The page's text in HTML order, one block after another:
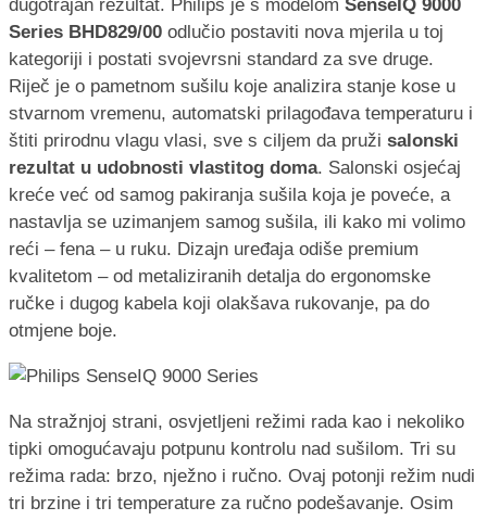
dugotrajan rezultat. Philips je s modelom SenseIQ 9000
Series BHD829/00 odlučio postaviti nova mjerila u toj
kategoriji i postati svojevrsni standard za sve druge.
Riječ je o pametnom sušilu koje analizira stanje kose u
stvarnom vremenu, automatski prilagođava temperaturu i
štiti prirodnu vlagu vlasi, sve s ciljem da pruži salonski
rezultat u udobnosti vlastitog doma. Salonski osjećaj
kreće već od samog pakiranja sušila koja je poveće, a
nastavlja se uzimanjem samog sušila, ili kako mi volimo
reći – fena – u ruku. Dizajn uređaja odiše premium
kvalitetom – od metaliziranih detalja do ergonomske
ručke i dugog kabela koji olakšava rukovanje, pa do
otmjene boje.
Na stražnjoj strani, osvjetljeni režimi rada kao i nekoliko
tipki omogućavaju potpunu kontrolu nad sušilom. Tri su
režima rada: brzo, nježno i ručno. Ovaj potonji režim nudi
tri brzine i tri temperature za ručno podešavanje. Osim